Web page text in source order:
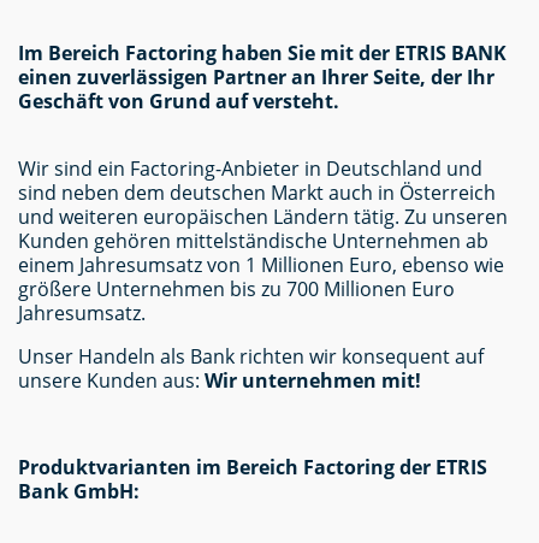
Im Bereich Factoring haben Sie mit der ETRIS BANK
einen zuverlässigen Partner an Ihrer Seite, der Ihr
Geschäft von Grund auf versteht.
Wir sind ein Factoring-Anbieter in Deutschland und
sind neben dem deutschen Markt auch in Österreich
und weiteren europäischen Ländern tätig. Zu unseren
Kunden gehören mittelständische Unternehmen ab
einem Jahresumsatz von 1 Millionen Euro, ebenso wie
größere Unternehmen bis zu 700 Millionen Euro
Jahresumsatz.
Unser Handeln als Bank richten wir konsequent auf
unsere Kunden aus: Wir unternehmen mit!
Produktvarianten im Bereich Factoring der ETRIS
Bank GmbH: